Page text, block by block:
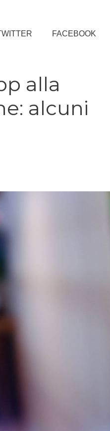
FACEBOOK
alla
alcuni